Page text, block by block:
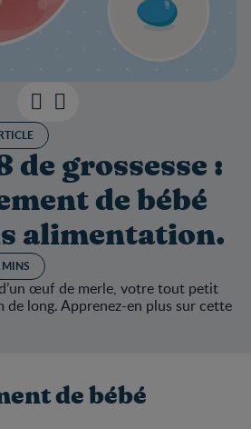
de grossesse :
de bébé
alimentation.
œuf de merle, votre tout petit
de long. Apprenez-en plus sur cette
de bébé